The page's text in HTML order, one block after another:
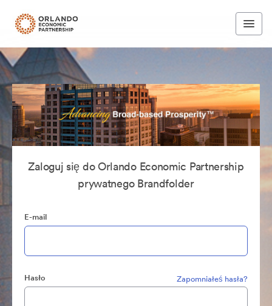
Zaloguj się do Orlando Economic Partnership
prywatnego Brandfolder
E-mail
Hasło Zapomniałeś hasła?